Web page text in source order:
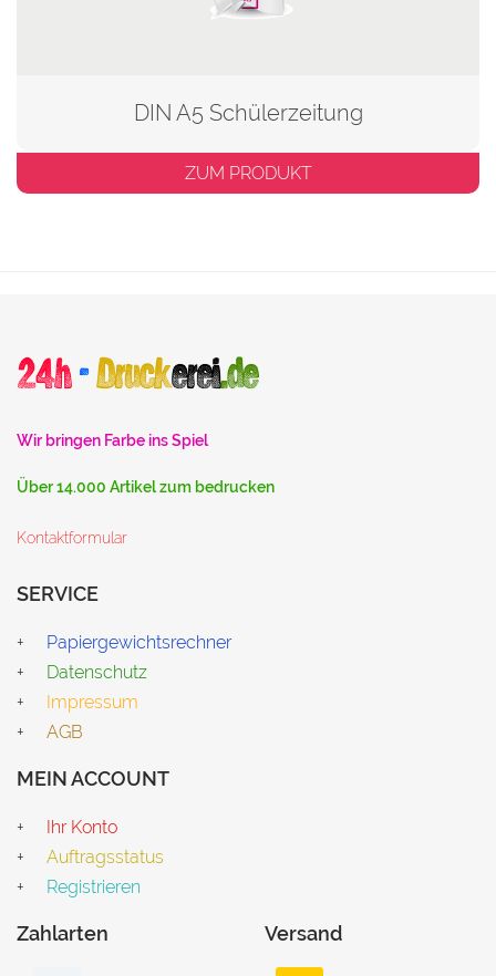
DIN A5 Schülerzeitung
ZUM PRODUKT
Wir bringen Farbe ins Spiel
Über 14.000 Artikel zum bedrucken
Kontaktformular
SERVICE
Papiergewichtsrechner
Datenschutz
Impressum
AGB
MEIN ACCOUNT
Ihr Konto
Auftragsstatus
Registrieren
Zahlarten Versand